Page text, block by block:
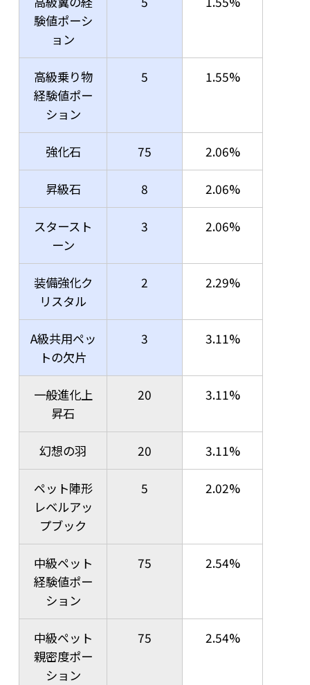
験値ポーシ
ョン
高級乗り物
経験値ポー
ション
5 1.55%
強化石 75 2.06%
昇級石 8 2.06%
スタースト
ーン
3 2.06%
装備強化ク
リスタル
2 2.29%
A級共用ペッ
トの欠片
3 3.11%
一般進化上
昇石
20 3.11%
幻想の羽 20 3.11%
ペット陣形
レベルアッ
プブック
5 2.02%
中級ペット
経験値ポー
ション
75 2.54%
中級ペット
親密度ポー
ション
75 2.54%